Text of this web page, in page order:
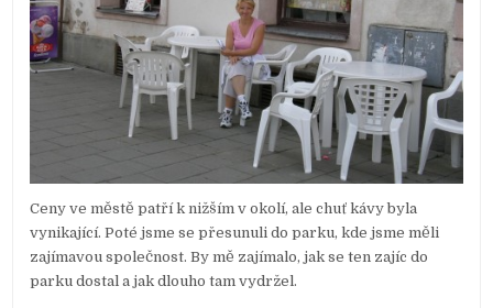
Ceny ve městě patří k nižším v okolí, ale chuť kávy byla
vynikající. Poté jsme se přesunuli do parku, kde jsme měli
zajímavou společnost. By mě zajímalo, jak se ten zajíc do
parku dostal a jak dlouho tam vydržel.